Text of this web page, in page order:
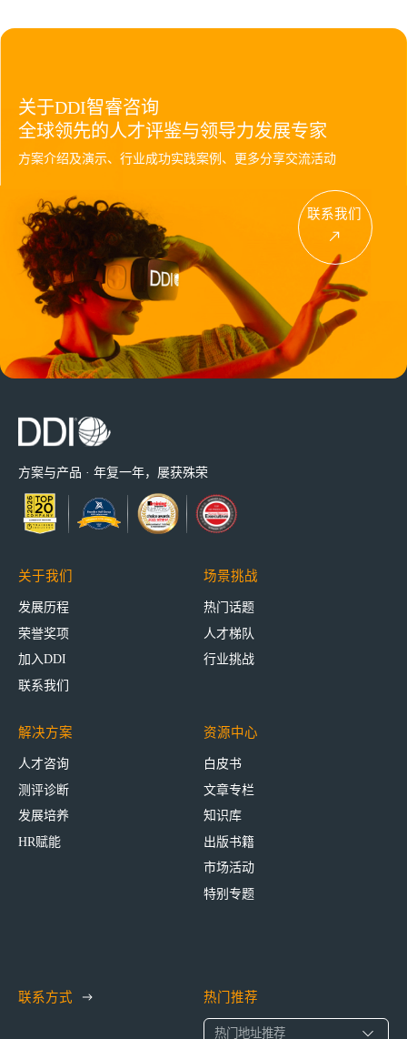
关于DDI智睿咨询
全球领先的人才评鉴与领导力发展专家
方案介绍及演示、行业成功实践案例、更多分享交流活动
联系我们
方案与产品 · 年复一年，屡获殊荣
关于我们
发展历程
荣誉奖项
加入DDI
联系我们
场景挑战
热门话题
人才梯队
行业挑战
解决方案
人才咨询
测评诊断
发展培养
HR赋能
资源中心
白皮书
文章专栏
知识库
出版书籍
市场活动
特别专题
联系方式 热门推荐